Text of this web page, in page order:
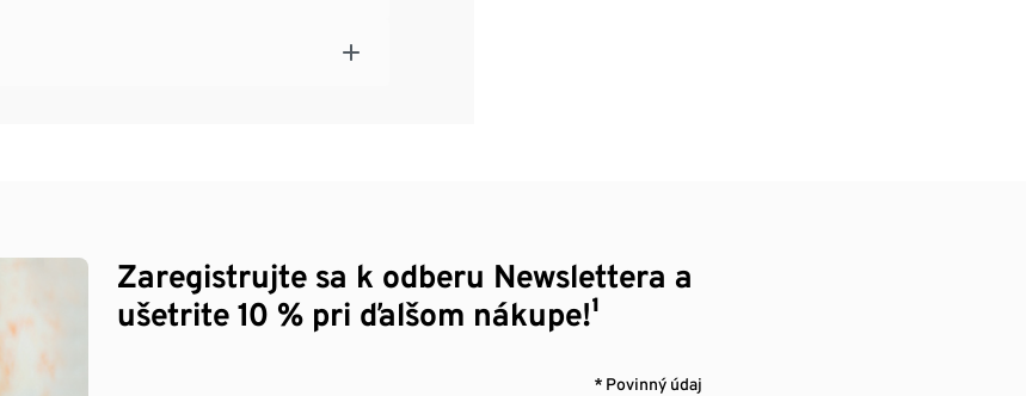
Zaregistrujte sa k odberu Newslettera a
ušetrite 10 % pri ďalšom nákupe!¹
* Povinný údaj